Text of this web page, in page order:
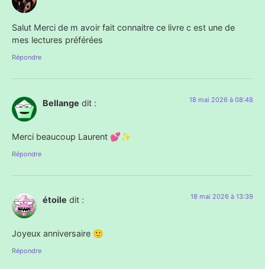
Salut Merci de m avoir fait connaitre ce livre c est une de
mes lectures préférées
Répondre
Bellange dit : 18 mai 2026 à 08:48
Merci beaucoup Laurent 💕✨
Répondre
étoile dit : 18 mai 2026 à 13:39
Joyeux anniversaire 🙂
Répondre